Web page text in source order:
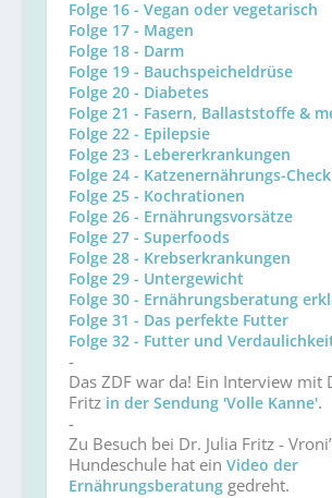
Folge 16 - Vegan oder vegetarisch
Folge 17 - Magen
Folge 18 - Darm
Folge 19 - Bauchspeicheldrüse
Folge 20 - Diabetes
Folge 21 - Fasern, Ballaststoffe &
Folge 22 - Epilepsie
Folge 23 - Lebererkrankungen
Folge 24 - Katzenernährungs-Check
Folge 25 - Kochrationen
Folge 26 - Ernährungsvorsätze
Folge 27 - Superfoods
Folge 28 - Krebserkrankungen
Folge 29 - Untergewicht
Folge 30 - Ernährungsberatung
Folge 31 - Das perfekte Futter
Folge 32 - Futter und
-
Das ZDF war da! Ein Interview mit
Fritz in der Sendung 'Volle Kanne'.
-
Zu Besuch bei Dr. Julia Fritz -
Hundeschule hat ein Video der
Ernährungsberatung gedreht.